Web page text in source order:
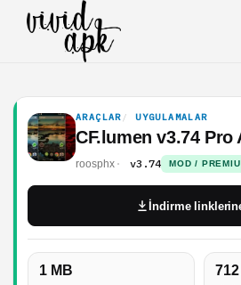
ARAÇLAR UYGULAMALAR
CF.lumen v3.74 Pro
roosphx v3.74 MOD /
1 MB 712
İndirme